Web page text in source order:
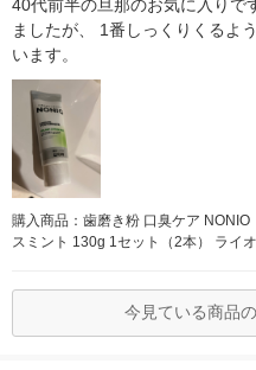
40代前半の旦那のお気に入りで
ましたが、 1番しっくりくるよ
います。
購入商品：歯磨き粉 口臭ケア
スミント 130g 1セット（2本） ライ
今見ている商品